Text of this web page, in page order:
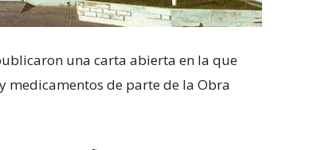
una carta abierta en la que
medicamentos de parte de la Obra